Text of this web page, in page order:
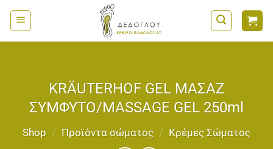
Μετάβαση
στο
περιεχόμενο
KRÄUTERHOF GEL ΜΑΣΑΖ
ΣΥΜΦΥΤΟ/MASSAGE GEL 250ml
Shop / Προϊόντα σώματος / Κρέμες Σώματος